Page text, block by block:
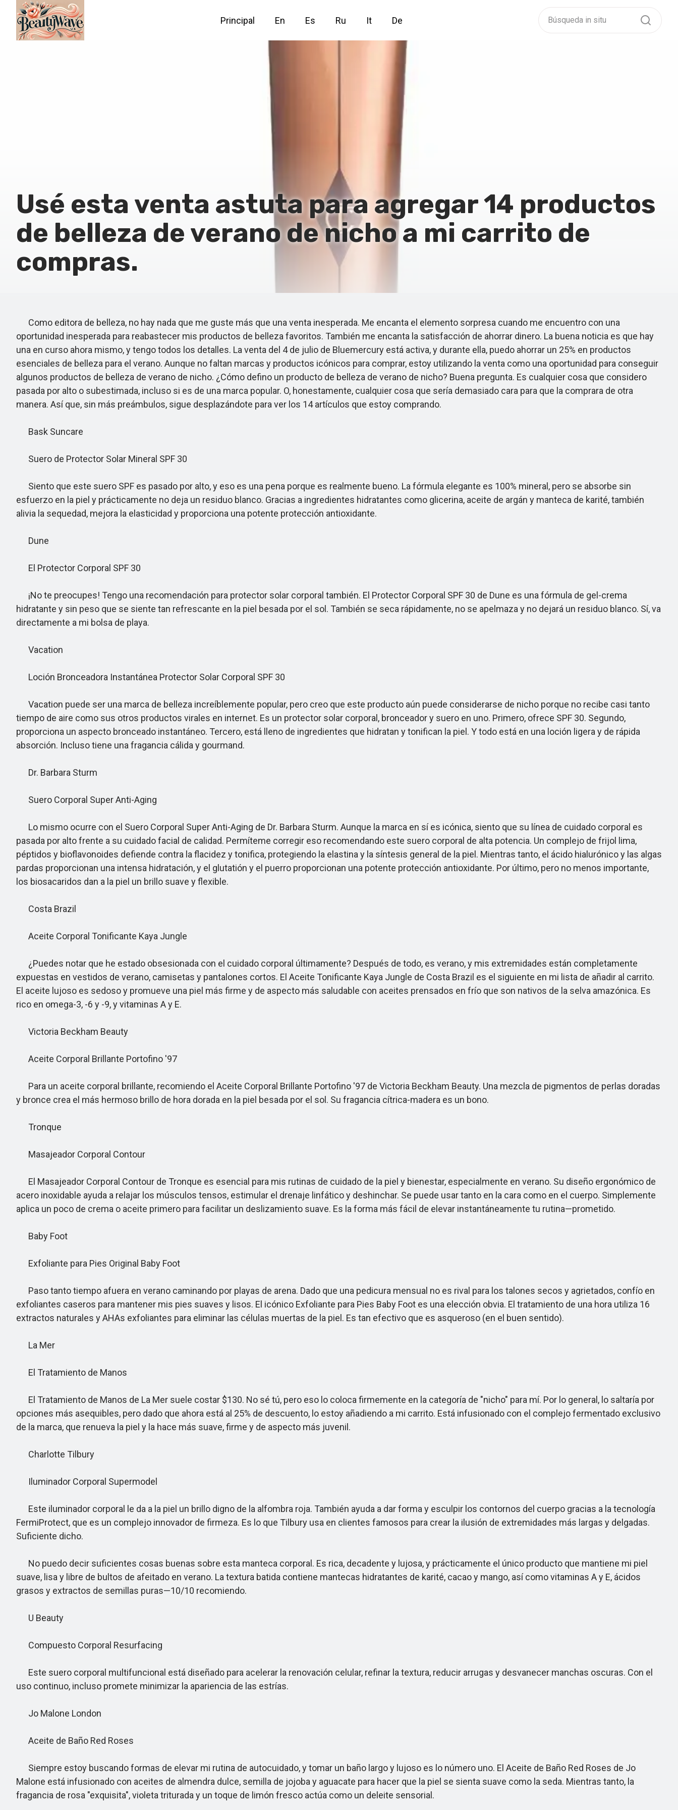
Principal En Es Ru It De
Usé esta venta astuta para agregar 14 productos
de belleza de verano de nicho a mi carrito de
compras.
Como editora de belleza, no hay nada que me guste más que una venta inesperada. Me encanta el elemento sorpresa cuando me encuentro con una
oportunidad inesperada para reabastecer mis productos de belleza favoritos. También me encanta la satisfacción de ahorrar dinero. La buena noticia es que hay
una en curso ahora mismo, y tengo todos los detalles. La venta del 4 de julio de Bluemercury está activa, y durante ella, puedo ahorrar un 25% en productos
esenciales de belleza para el verano. Aunque no faltan marcas y productos icónicos para comprar, estoy utilizando la venta como una oportunidad para conseguir
algunos productos de belleza de verano de nicho. ¿Cómo defino un producto de belleza de verano de nicho? Buena pregunta. Es cualquier cosa que considero
pasada por alto o subestimada, incluso si es de una marca popular. O, honestamente, cualquier cosa que sería demasiado cara para que la comprara de otra
manera. Así que, sin más preámbulos, sigue desplazándote para ver los 14 artículos que estoy comprando.
Bask Suncare
Suero de Protector Solar Mineral SPF 30
Siento que este suero SPF es pasado por alto, y eso es una pena porque es realmente bueno. La fórmula elegante es 100% mineral, pero se absorbe sin
esfuerzo en la piel y prácticamente no deja un residuo blanco. Gracias a ingredientes hidratantes como glicerina, aceite de argán y manteca de karité, también
alivia la sequedad, mejora la elasticidad y proporciona una potente protección antioxidante.
Dune
El Protector Corporal SPF 30
¡No te preocupes! Tengo una recomendación para protector solar corporal también. El Protector Corporal SPF 30 de Dune es una fórmula de gel-crema
hidratante y sin peso que se siente tan refrescante en la piel besada por el sol. También se seca rápidamente, no se apelmaza y no dejará un residuo blanco. Sí, va
directamente a mi bolsa de playa.
Vacation
Loción Bronceadora Instantánea Protector Solar Corporal SPF 30
Vacation puede ser una marca de belleza increíblemente popular, pero creo que este producto aún puede considerarse de nicho porque no recibe casi tanto
tiempo de aire como sus otros productos virales en internet. Es un protector solar corporal, bronceador y suero en uno. Primero, ofrece SPF 30. Segundo,
proporciona un aspecto bronceado instantáneo. Tercero, está lleno de ingredientes que hidratan y tonifican la piel. Y todo está en una loción ligera y de rápida
absorción. Incluso tiene una fragancia cálida y gourmand.
Dr. Barbara Sturm
Suero Corporal Super Anti-Aging
Lo mismo ocurre con el Suero Corporal Super Anti-Aging de Dr. Barbara Sturm. Aunque la marca en sí es icónica, siento que su línea de cuidado corporal es
pasada por alto frente a su cuidado facial de calidad. Permíteme corregir eso recomendando este suero corporal de alta potencia. Un complejo de frijol lima,
péptidos y bioflavonoides defiende contra la flacidez y tonifica, protegiendo la elastina y la síntesis general de la piel. Mientras tanto, el ácido hialurónico y las algas
pardas proporcionan una intensa hidratación, y el glutatión y el puerro proporcionan una potente protección antioxidante. Por último, pero no menos importante,
los biosacaridos dan a la piel un brillo suave y flexible.
Costa Brazil
Aceite Corporal Tonificante Kaya Jungle
¿Puedes notar que he estado obsesionada con el cuidado corporal últimamente? Después de todo, es verano, y mis extremidades están completamente
expuestas en vestidos de verano, camisetas y pantalones cortos. El Aceite Tonificante Kaya Jungle de Costa Brazil es el siguiente en mi lista de añadir al carrito.
El aceite lujoso es sedoso y promueve una piel más firme y de aspecto más saludable con aceites prensados en frío que son nativos de la selva amazónica. Es
rico en omega-3, -6 y -9, y vitaminas A y E.
Victoria Beckham Beauty
Aceite Corporal Brillante Portofino '97
Para un aceite corporal brillante, recomiendo el Aceite Corporal Brillante Portofino '97 de Victoria Beckham Beauty. Una mezcla de pigmentos de perlas doradas
y bronce crea el más hermoso brillo de hora dorada en la piel besada por el sol. Su fragancia cítrica-madera es un bono.
Tronque
Masajeador Corporal Contour
El Masajeador Corporal Contour de Tronque es esencial para mis rutinas de cuidado de la piel y bienestar, especialmente en verano. Su diseño ergonómico de
acero inoxidable ayuda a relajar los músculos tensos, estimular el drenaje linfático y deshinchar. Se puede usar tanto en la cara como en el cuerpo. Simplemente
aplica un poco de crema o aceite primero para facilitar un deslizamiento suave. Es la forma más fácil de elevar instantáneamente tu rutina—prometido.
Baby Foot
Exfoliante para Pies Original Baby Foot
Paso tanto tiempo afuera en verano caminando por playas de arena. Dado que una pedicura mensual no es rival para los talones secos y agrietados, confío en
exfoliantes caseros para mantener mis pies suaves y lisos. El icónico Exfoliante para Pies Baby Foot es una elección obvia. El tratamiento de una hora utiliza 16
extractos naturales y AHAs exfoliantes para eliminar las células muertas de la piel. Es tan efectivo que es asqueroso (en el buen sentido).
La Mer
El Tratamiento de Manos
El Tratamiento de Manos de La Mer suele costar $130. No sé tú, pero eso lo coloca firmemente en la categoría de "nicho" para mí. Por lo general, lo saltaría por
opciones más asequibles, pero dado que ahora está al 25% de descuento, lo estoy añadiendo a mi carrito. Está infusionado con el complejo fermentado exclusivo
de la marca, que renueva la piel y la hace más suave, firme y de aspecto más juvenil.
Charlotte Tilbury
Iluminador Corporal Supermodel
Este iluminador corporal le da a la piel un brillo digno de la alfombra roja. También ayuda a dar forma y esculpir los contornos del cuerpo gracias a la tecnología
FermiProtect, que es un complejo innovador de firmeza. Es lo que Tilbury usa en clientes famosos para crear la ilusión de extremidades más largas y delgadas.
Suficiente dicho.
No puedo decir suficientes cosas buenas sobre esta manteca corporal. Es rica, decadente y lujosa, y prácticamente el único producto que mantiene mi piel
suave, lisa y libre de bultos de afeitado en verano. La textura batida contiene mantecas hidratantes de karité, cacao y mango, así como vitaminas A y E, ácidos
grasos y extractos de semillas puras—10/10 recomiendo.
U Beauty
Compuesto Corporal Resurfacing
Este suero corporal multifuncional está diseñado para acelerar la renovación celular, refinar la textura, reducir arrugas y desvanecer manchas oscuras. Con el
uso continuo, incluso promete minimizar la apariencia de las estrías.
Jo Malone London
Aceite de Baño Red Roses
Siempre estoy buscando formas de elevar mi rutina de autocuidado, y tomar un baño largo y lujoso es lo número uno. El Aceite de Baño Red Roses de Jo
Malone está infusionado con aceites de almendra dulce, semilla de jojoba y aguacate para hacer que la piel se sienta suave como la seda. Mientras tanto, la
fragancia de rosa "exquisita", violeta triturada y un toque de limón fresco actúa como un deleite sensorial.